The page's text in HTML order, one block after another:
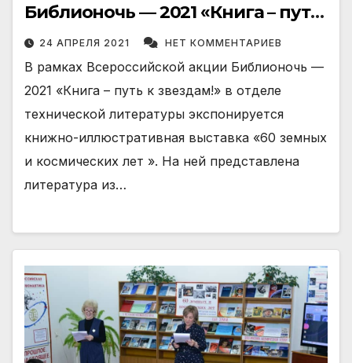
Библионочь — 2021 «Книга – путь
к звездам!»
24 АПРЕЛЯ 2021 НЕТ КОММЕНТАРИЕВ
В рамках Всероссийской акции Библионочь —
2021 «Книга – путь к звездам!» в отделе
технической литературы экспонируется
книжно-иллюстративная выставка «60 земных
и космических лет ». На ней представлена
литература из…